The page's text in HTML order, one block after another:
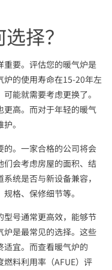
择？
要。评估您的暖气炉是
炉的使用寿命在15-20年左
能就需要考虑更换了。
更高。而对于年轻的暖气
。
。一家合格的公司将会
们会考虑房屋的面积、结
统是否与新设备兼容，
格、保修细节等。
型号通常更高效，能够节
炉是最常见的选择。这些
适宜。而查看暖气炉的
料利用率（AFUE）评